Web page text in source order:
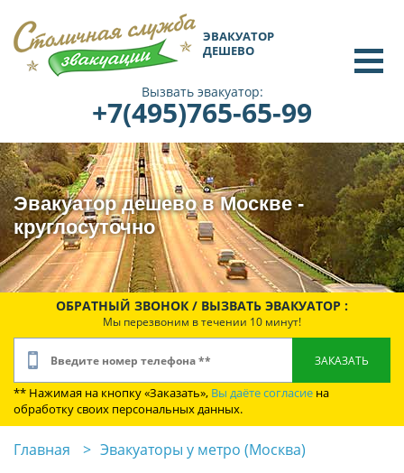
ЭВАКУАТОР
ДЕШЕВО
Вызвать эвакуатор:
+7(495)765-65-99
Эвакуатор дешево в Москве -
круглосуточно
ОБРАТНЫЙ ЗВОНОК / ВЫЗВАТЬ ЭВАКУАТОР :
Мы перезвоним в течении 10 минут!
** Нажимая на кнопку «Заказать», Вы даёте согласие на
обработку своих персональных данных.
Главная Эвакуаторы у метро (Москва)